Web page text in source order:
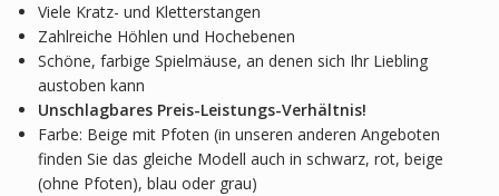
Viele Kratz- und Kletterstangen
Zahlreiche Höhlen und Hochebenen
Schöne, farbige Spielmäuse, an denen sich Ihr Liebling
austoben kann
Unschlagbares Preis-Leistungs-Verhältnis!
Farbe: Beige mit Pfoten (in unseren anderen Angeboten
finden Sie das gleiche Modell auch in schwarz, rot, beige
(ohne Pfoten), blau oder grau)